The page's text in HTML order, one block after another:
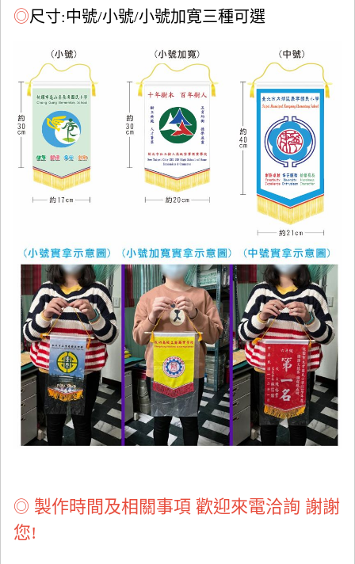
◎尺寸:中號/小號/小號加寛三種可選
◎ 製作時間及相關事項 歡迎來電洽詢 謝謝
您!